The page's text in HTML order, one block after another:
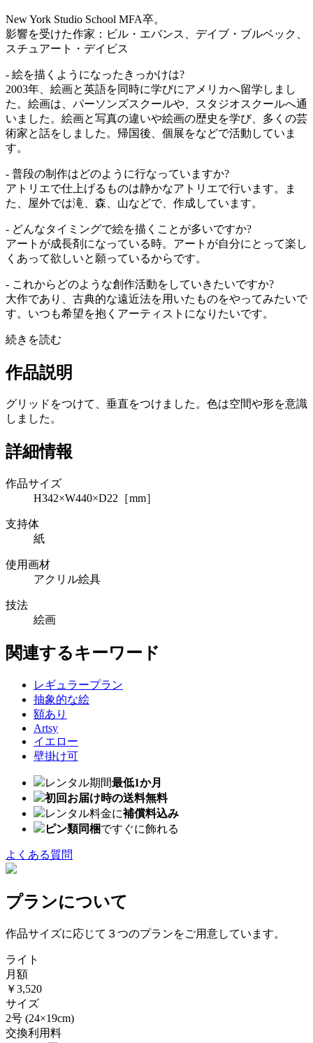
New York Studio School MFA卒。
影響を受けた作家：ビル・エバンス、デイブ・ブルベック、
スチュアート・デイビス
- 絵を描くようになったきっかけは?
2003年、絵画と英語を同時に学びにアメリカへ留学しまし
た。絵画は、パーソンズスクールや、スタジオスクールへ通
いました。絵画と写真の違いや絵画の歴史を学び、多くの芸
術家と話をしました。帰国後、個展をなどで活動していま
す。
- 普段の制作はどのように行なっていますか?
アトリエで仕上げるものは静かなアトリエで行います。ま
た、屋外では滝、森、山などで、作成しています。
- どんなタイミングで絵を描くことが多いですか?
アートが成長剤になっている時。アートが自分にとって楽し
くあって欲しいと願っているからです。
- これからどのような創作活動をしていきたいですか?
大作であり、古典的な遠近法を用いたものをやってみたいで
す。いつも希望を抱くアーティストになりたいです。
続きを読む
作品説明
グリッドをつけて、垂直をつけました。色は空間や形を意識
しました。
詳細情報
作品サイズ
H342×W440×D22［mm］
支持体
紙
使用画材
アクリル絵具
技法
絵画
関連するキーワード
レギュラープラン
抽象的な絵
額あり
Artsy
イエロー
壁掛け可
レンタル期間最低1か月
初回お届け時の送料無料
レンタル料金に補償料込み
ピン類同梱ですぐに飾れる
よくある質問
プランについて
作品サイズに応じて３つのプランをご用意しています。
ライト
月額
￥3,520
サイズ
2号 (24×19cm)
交換利用料